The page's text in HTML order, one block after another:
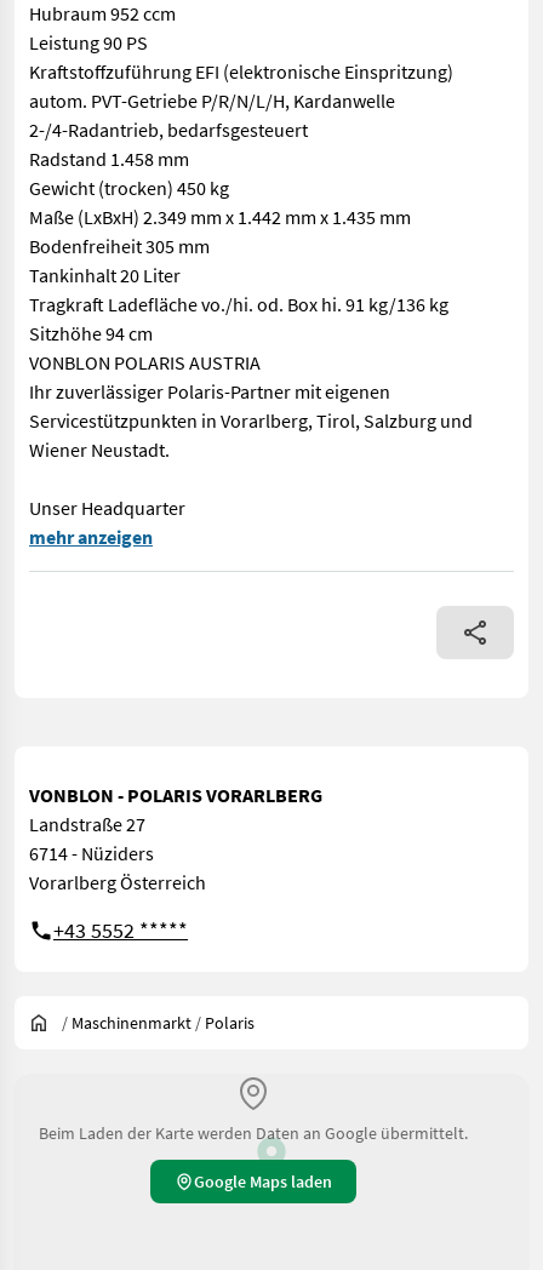
Hubraum 952 ccm
Leistung 90 PS
Kraftstoffzuführung EFI (elektronische Einspritzung)
autom. PVT-Getriebe P/R/N/L/H, Kardanwelle
2-/4-Radantrieb, bedarfsgesteuert
Radstand 1.458 mm
Gewicht (trocken) 450 kg
Maße (LxBxH) 2.349 mm x 1.442 mm x 1.435 mm
Bodenfreiheit 305 mm
Tankinhalt 20 Liter
Tragkraft Ladefläche vo./hi. od. Box hi. 91 kg/136 kg
Sitzhöhe 94 cm
VONBLON POLARIS AUSTRIA
Ihr zuverlässiger Polaris-Partner mit eigenen
Servicestützpunkten in Vorarlberg, Tirol, Salzburg und
Wiener Neustadt.
Unser Headquarter
Auslieferung TIROL, SBG, VLBG, WR. Neustadt möglich Ab €
mehr anzeigen
VONBLON - POLARIS VORARLBERG
Landstraße 27
6714 - Nüziders
Vorarlberg Österreich
+43 5552 *****
/ Maschinenmarkt / Polaris
Beim Laden der Karte werden Daten an Google übermittelt.
Google Maps laden